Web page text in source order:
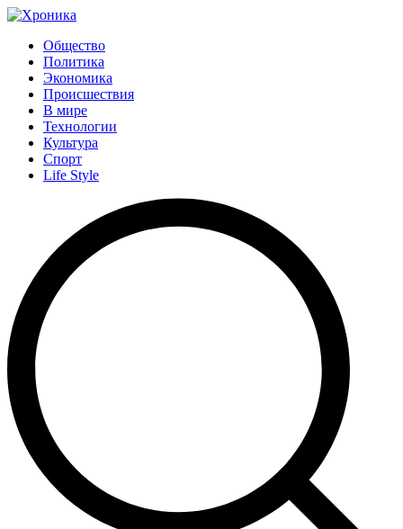
Общество
Политика
Экономика
Происшествия
В мире
Технологии
Культура
Спорт
Life Style